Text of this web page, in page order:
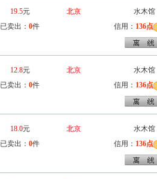
19.5元
已卖出： 0件
北京
水木馆
信用： 136点
12.8元
已卖出： 0件
北京
水木馆
信用： 136点
18.0元
已卖出： 0件
北京
水木馆
信用： 136点